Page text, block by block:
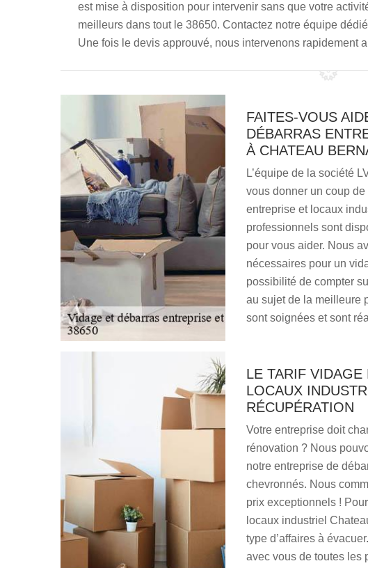
est mise à disposition pour intervenir sans que votre
meilleurs dans tout le 38650. Contactez notre équipe
Une fois le devis approuvé, nous intervenons rapidement
FAITES-VOUS
DÉBARRAS
À CHATEAU
L’équipe de la société
vous donner un coup
entreprise et locaux
professionnels sont
pour vous aider. Nous
nécessaires pour un
possibilité de compter
au sujet de la meilleure
sont soignées et sont
LE TARIF VIDAGE
LOCAUX
RÉCUPÉRATION
Votre entreprise doit
rénovation ? Nous
notre entreprise de
chevronnés. Nous
prix exceptionnels !
locaux industriel
type d’affaires à
avec vous de toutes les